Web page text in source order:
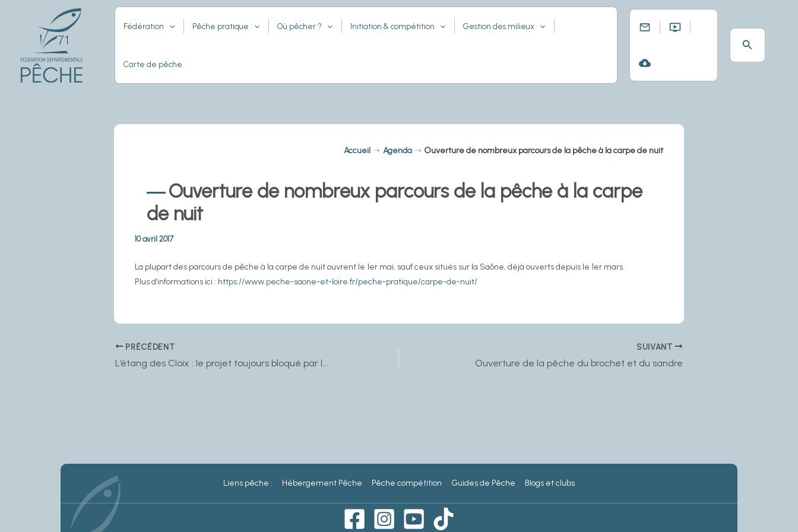
Fédération Pêche pratique Où pêcher ? Initiation & compétition Gestion des milieux
Carte de pêche
Rechercher
Accueil Agenda Ouverture de nombreux parcours de la pêche à la carpe de nuit
Ouverture de nombreux parcours de la pêche à la carpe
de nuit
10 avril 2017
La plupart des parcours de pêche à la carpe de nuit ouvrent le 1er mai, sauf ceux situés sur la Saône, déjà ouverts depuis le 1er mars.
Plus d’informations ici : https://www.peche-saone-et-loire.fr/peche-pratique/carpe-de-nuit/
PRÉCÉDENT
L’étang des Cloix : le projet toujours bloqué par les services de l’Etat
SUIVANT
Ouverture de la pêche du brochet et du sandre
Liens pêche : Hébergement Pêche Pêche compétition Guides de Pêche Blogs et clubs